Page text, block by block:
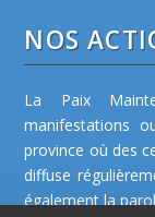
NOS
La Paix
manifestations
province où des
diffuse
également la